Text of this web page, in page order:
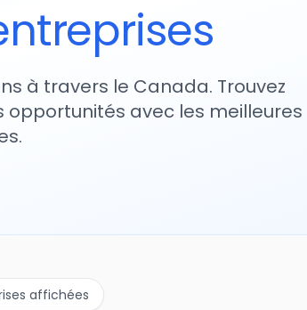
à travers le Canada. Trouvez
avec les meilleures
affichées